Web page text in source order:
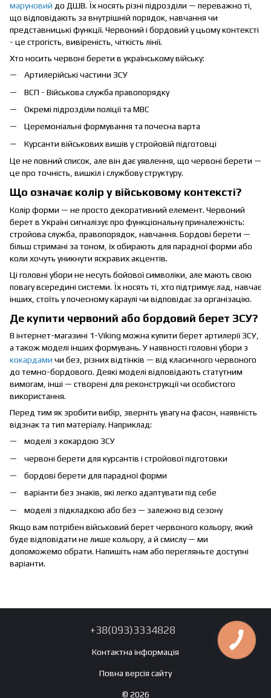
маруновий до ДШВ. Їх носять різні підрозділи — переважно ті,
що відповідають за внутрішній порядок, навчання чи
представницькі функції. Червоний і бордовий у цьому контексті
- це строгість, вивіреність, чіткість лінії.
Хто носить червоні берети в українському війську:
Артилерійські частини ЗСУ
ВСП - Військова служба правопорядку
Окремі підрозділи поліції та МВС
Церемоніальні формування та почесна варта
Курсанти військових вишів у стройовій підготовці
Це не повний список, але він дає уявлення, що червоні берети —
це про точність, вишкіл і службову структуру.
Що означає колір у військовому контексті?
Колір форми — не просто декоративний елемент. Червоний
берет в Україні сигналізує про функціональну приналежність:
стройова служба, правопорядок, навчання. Бордові берети —
більш стримані за тоном, їх обирають для парадної форми або
коли хочуть уникнути яскравих акцентів.
Ці головні убори не несуть бойової символіки, але мають свою
повагу всередині системи. Їх носять ті, хто підтримує лад, навчає
інших, стоїть у почесному караулі чи відповідає за організацію.
Де купити червоний або бордовий берет ЗСУ?
В інтернет-магазині 1-Viking можна купити берет артилерії ЗСУ,
а також моделі інших формувань. У наявності головні убори з
кокардами чи без, різних відтінків — від класичного червоного
до темно-бордового. Деякі моделі відповідають статутним
вимогам, інші — створені для реконструкції чи особистого
використання.
Перед тим як зробити вибір, зверніть увагу на фасон, наявність
відзнак та тип матеріалу. Наприклад:
моделі з кокардою ЗСУ
червоні берети для курсантів і стройової підготовки
бордові берети для парадної форми
варіанти без знаків, які легко адаптувати під себе
моделі з підкладкою або без — залежно від сезону
Якщо вам потрібен військовий берет червоного кольору, який
буде відповідати не лише кольору, а й смислу — ми
допоможемо обрати. Напишіть нам або перегляньте доступні
варіанти.
+38(093)3334828
Контактна інформація
Повна версія сайту
© 2026